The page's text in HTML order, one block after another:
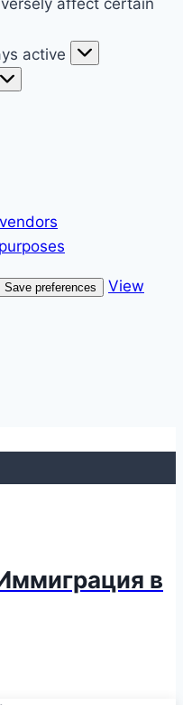
affect certain
active
Save preferences
View
в